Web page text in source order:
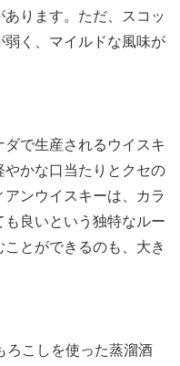
ります。ただ、スコッ
く、マイルドな風味が
で生産されるウイスキ
かな口当たりとクセの
ンウイスキーは、カラ
も良いという独特なルー
とができるのも、大き
こしを使った蒸溜酒